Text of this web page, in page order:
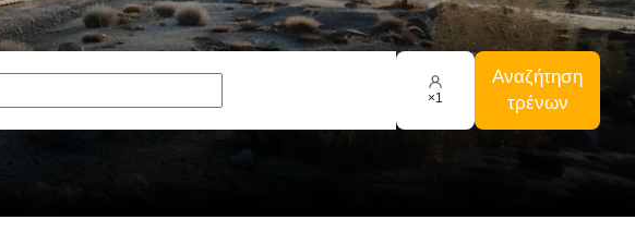
×1
Αναζήτηση
τρένων